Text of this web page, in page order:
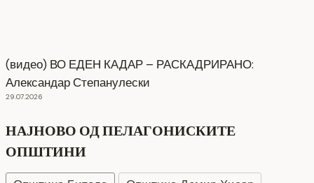
(видео) ВО ЕДЕН КАДАР – РАСКАДРИРАНО:
Александар Степанулески
29.07.2026
НАЈНОВО ОД ПЕЛАГОНИСКИТЕ
ОПШТИНИ